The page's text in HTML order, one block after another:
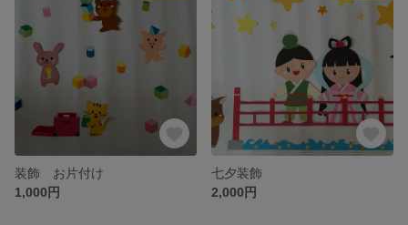
装飾 お片付け
1,000円
七夕装飾
2,000円